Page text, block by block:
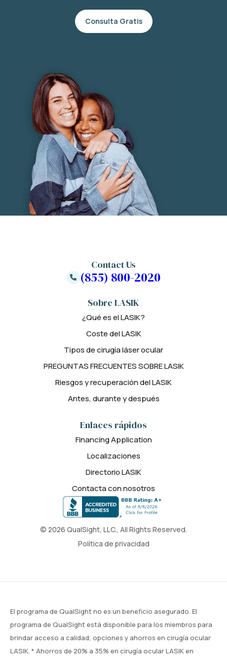
Consulta Gratis
© 2026 QualSight, LLC., All Rights Reserved.
Política de privacidad
Sobre LASIK
¿Qué es el LASIK?
Coste del LASIK
Tipos de cirugía láser ocular
PREGUNTAS FRECUENTES SOBRE LASIK
Riesgos y recuperación del LASIK
Antes, durante y después
Enlaces rápidos
Financing Application
Localizaciones
Directorio LASIK
Contacta con nosotros
Contact Us
(855) 800-2020
El programa de QualSight no es un beneficio asegurado. El
programa de QualSight está disponible para los miembros para
brindar acceso a calidad, opciones y ahorros en cirugía ocular
LASIK. * Ahorros de 20% a 35% en cirugía ocular LASIK en